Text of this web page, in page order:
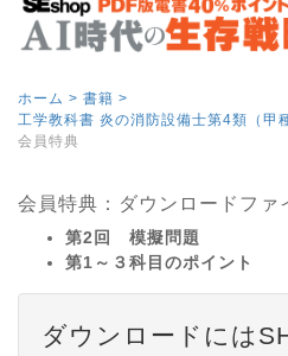
ホーム > 書籍 >
工学教科書 炎の消防設備士第4類（甲
会員特典
会員特典：ダウンロードファ
第2回 模擬問題
第1～３科目のポイント
ダウンロードには